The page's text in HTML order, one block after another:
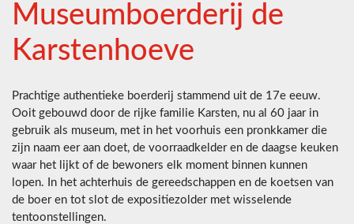
Museumboerderij de
Karstenhoeve
Prachtige authentieke boerderij stammend uit de 17e eeuw.
Ooit gebouwd door de rijke familie Karsten, nu al 60 jaar in
gebruik als museum, met in het voorhuis een pronkkamer die
zijn naam eer aan doet, de voorraadkelder en de daagse keuken
waar het lijkt of de bewoners elk moment binnen kunnen
lopen. In het achterhuis de gereedschappen en de koetsen van
de boer en tot slot de expositiezolder met wisselende
tentoonstellingen.